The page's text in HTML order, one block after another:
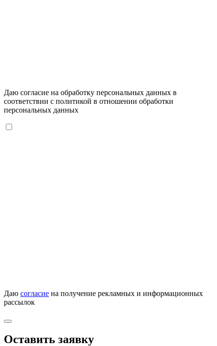
Даю согласие на обработку персональных данных в
соответствии с политикой в отношении обработки
персональных данных
Даю согласие на получение рекламных и информационных
рассылок
Оставить заявку